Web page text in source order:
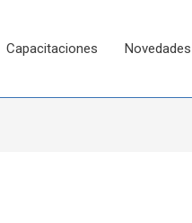
Capacitaciones Novedades